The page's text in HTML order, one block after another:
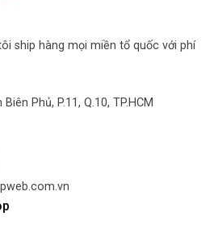
ship hàng mọi miền tổ quốc với phí
Phủ, P.11, Q.10, TP.HCM